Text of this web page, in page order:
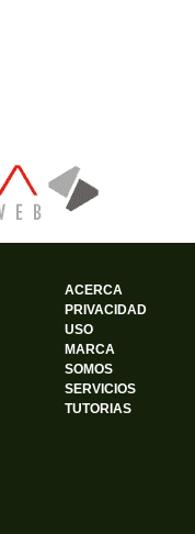
ACERCA
PRIVACIDAD
USO
MARCA
SOMOS
SERVICIOS
TUTORIAS